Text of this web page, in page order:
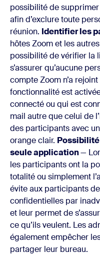
possibilité de
afin d’exclure toute
réunion. Identifier les
hôtes Zoom et les
possibilité de vérifier la
s’assurer qu’aucune
compte Zoom n’a
fonctionnalité est
connecté ou qui est
mail autre que celui de
des participants avec
orange clair. Possibilité
seule application—
les participants ont la
totalité ou simplement
évite aux participants
confidentielles par
et leur permet de
ce qu’ils veulent. Les
également empêcher
partager leur bureau.